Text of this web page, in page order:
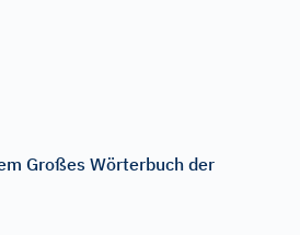
Großes Wörterbuch der